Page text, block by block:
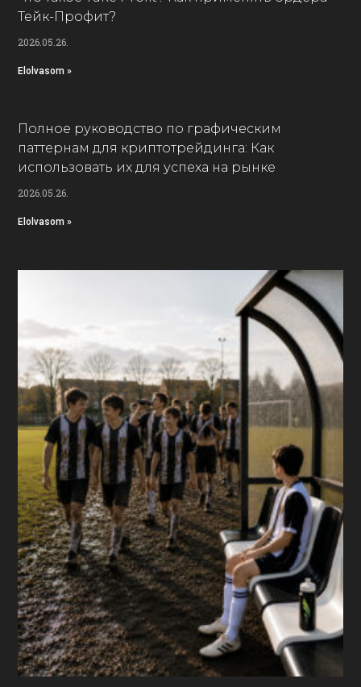
Тейк-Профит?
2026.05.26.
Elolvasom »
Полное руководство по графическим
паттернам для криптотрейдинга: Как
использовать их для успеха на рынке
2026.05.26.
Elolvasom »